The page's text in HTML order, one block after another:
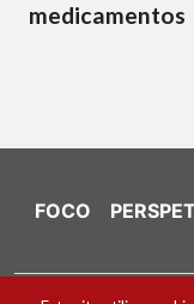
medicamentos
FOCO